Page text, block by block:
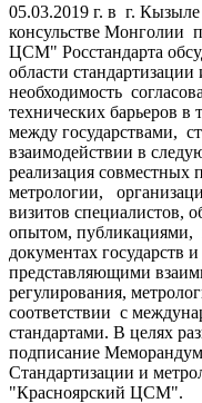
05.03.2019 г. в г.
консульстве Монголии
ЦСМ" Росстандарта
области
необходимость
технических барьеров
между государствами,
взаимодействии в
реализация совместных
метрологии,
визитов специалистов,
опытом,
документах государств
представляющими
регулирования,
соответствии с
стандартами. В целях
подписание
Стандартизации и
"Красноярский ЦСМ".